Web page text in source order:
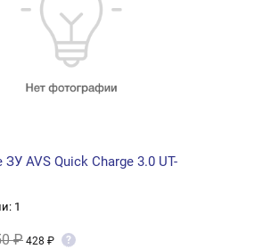
ЗУ AVS Quick Charge 3.0 UT-
1
₽ 428 ₽ ?